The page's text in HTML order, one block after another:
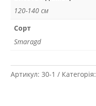
120-140 см
Сорт
Smaragd
Артикул: 30-1 Категорія: